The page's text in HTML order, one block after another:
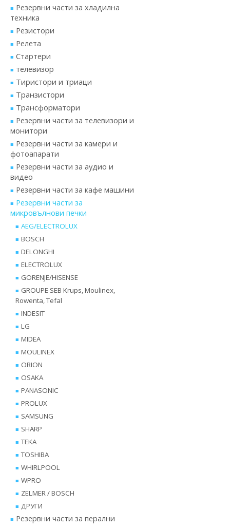
Резервни части за хладилна
техника
Резистори
Релета
Стартери
телевизор
Тиристори и триаци
Транзистори
Трансформатори
Резервни части за телевизори и
монитори
Резервни части за камери и
фотоапарати
Резервни части за аудио и
видео
Резервни части за кафе машини
Резервни части за
микровълнови печки
AEG/ELECTROLUX
BOSCH
DELONGHI
ELECTROLUX
GORENJE/HISENSE
GROUPE SEB Krups, Moulinex,
Rowenta, Tefal
INDESIT
LG
MIDEA
MOULINEX
ORION
OSAKA
PANASONIC
PROLUX
SAMSUNG
SHARP
TEKA
TOSHIBA
WHIRLPOOL
WPRO
ZELMER / BOSCH
ДРУГИ
Резервни части за перални